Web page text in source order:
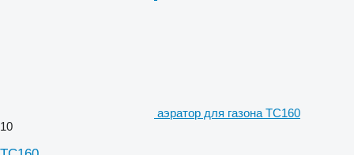
аэратор для газона TC160
10